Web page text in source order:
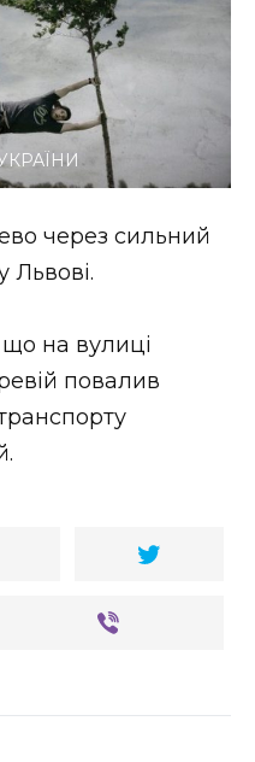
через сильний
Львові.
на вулиці
повалив